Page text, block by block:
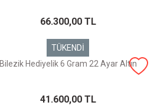
66.300,00 TL
TÜKENDİ
Bilezik Hediyelik 6 Gram 22 Ayar Altın
41.600,00 TL